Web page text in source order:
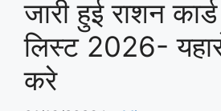
जारी हुई राशन
लिस्ट 2026-
करे